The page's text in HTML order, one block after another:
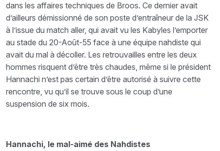
dans les affaires techniques de Broos. Ce dernier avait
d’ailleurs démissionné de son poste d’entraîneur de la JSK
à l’issue du match aller, qui avait vu les Kabyles l’emporter
au stade du 20-Août-55 face à une équipe nahdiste qui
avait du mal à décoller. Les retrouvailles entre les deux
hommes risquent d’être très chaudes, même si le président
Hannachi n’est pas certain d’être autorisé à suivre cette
rencontre, vu qu’il se trouve sous le coup d’une
suspension de six mois.
Hannachi, le mal-aimé des Nahdistes